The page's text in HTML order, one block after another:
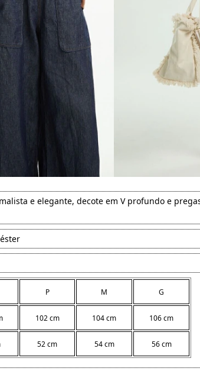
e elegante, decote em V profundo e
P M G
102 cm 104 cm 106 cm
52 cm 54 cm 56 cm